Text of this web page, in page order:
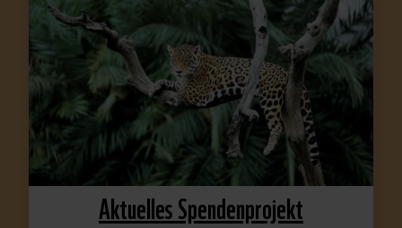
Aktuelles Spendenprojekt